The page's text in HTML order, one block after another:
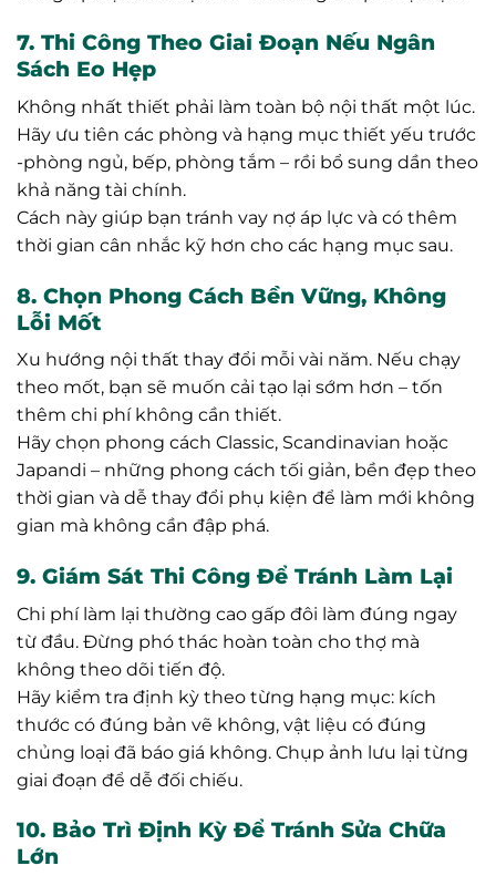
7. Thi Công Theo Giai Đoạn Nếu Ngân
Sách Eo Hẹp
Không nhất thiết phải làm toàn bộ nội thất một lúc.
Hãy ưu tiên các phòng và hạng mục thiết yếu trước
-phòng ngủ, bếp, phòng tắm – rồi bổ sung dần theo
khả năng tài chính.
Cách này giúp bạn tránh vay nợ áp lực và có thêm
thời gian cân nhắc kỹ hơn cho các hạng mục sau.
8. Chọn Phong Cách Bền Vững, Không
Lỗi Mốt
Xu hướng nội thất thay đổi mỗi vài năm. Nếu chạy
theo mốt, bạn sẽ muốn cải tạo lại sớm hơn – tốn
thêm chi phí không cần thiết.
Hãy chọn phong cách Classic, Scandinavian hoặc
Japandi – những phong cách tối giản, bền đẹp theo
thời gian và dễ thay đổi phụ kiện để làm mới không
gian mà không cần đập phá.
9. Giám Sát Thi Công Để Tránh Làm Lại
Chi phí làm lại thường cao gấp đôi làm đúng ngay
từ đầu. Đừng phó thác hoàn toàn cho thợ mà
không theo dõi tiến độ.
Hãy kiểm tra định kỳ theo từng hạng mục: kích
thước có đúng bản vẽ không, vật liệu có đúng
chủng loại đã báo giá không. Chụp ảnh lưu lại từng
giai đoạn để dễ đối chiếu.
10. Bảo Trì Định Kỳ Để Tránh Sửa Chữa
Lớn